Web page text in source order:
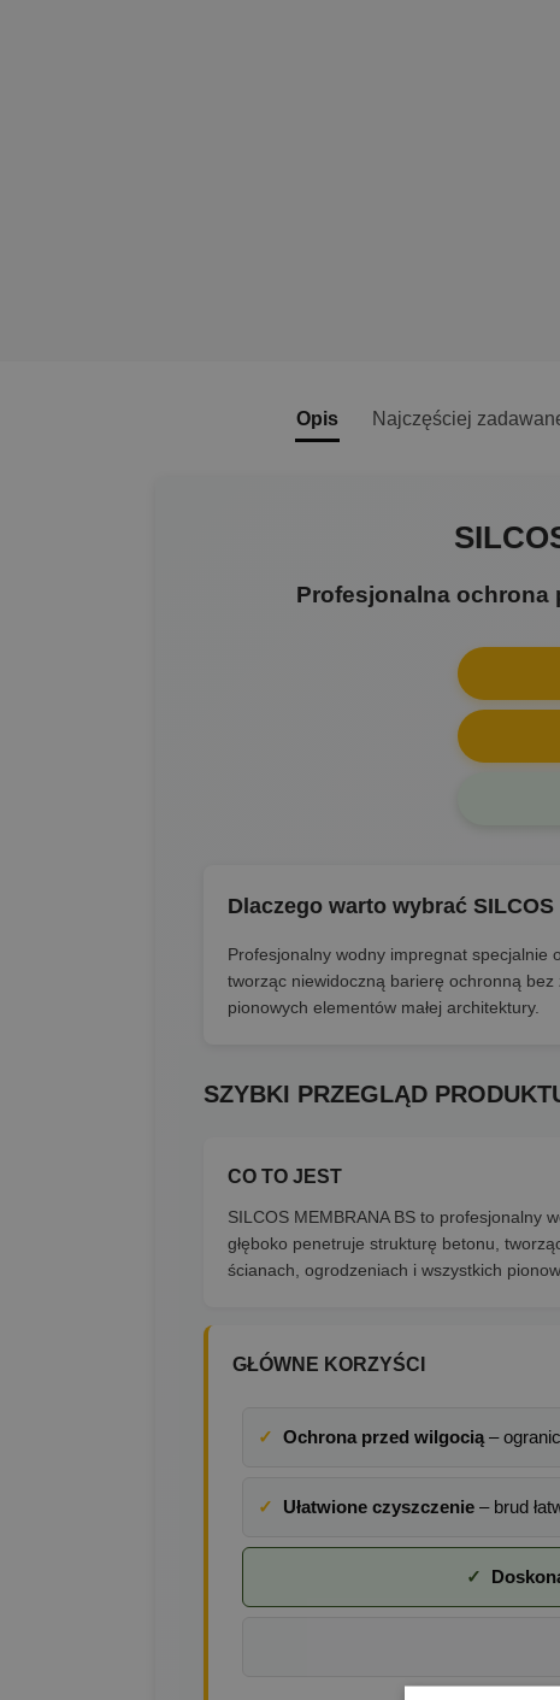
Opis Najczęściej
Profesjonalna ochrona
Dlaczego warto wybrać SILCOS
Profesjonalny wodny impregnat specjalnie
tworząc niewidoczną barierę ochronną
pionowych elementów małej architektury.
SZYBKI PRZEGLĄD
CO TO JEST
SILCOS MEMBRANA BS to profesjonalny
głęboko penetruje strukturę betonu,
ścianach, ogrodzeniach i wszystkich
GŁÓWNE KORZYŚCI
✓ Ochrona przed wilgocią–
✓ Ułatwione czyszczenie– brud
✓